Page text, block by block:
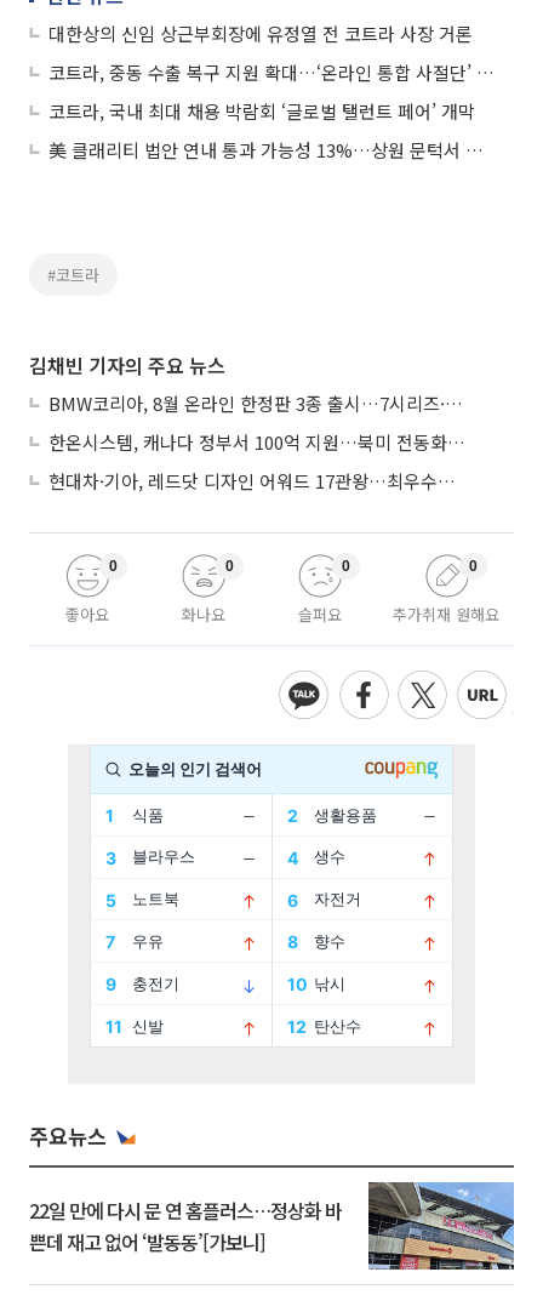
대한상의 신임 상근부회장에 유정열 전 코트라 사장 거론
코트라, 중동 수출 복구 지원 확대…‘온라인 통합 사절단’ 운영
코트라, 국내 최대 채용 박람회 ‘글로벌 탤런트 페어’ 개막
美 클래리티 법안 연내 통과 가능성 13%…상원 문턱서 제동
#코트라
김채빈 기자의 주요 뉴스
BMW코리아, 8월 온라인 한정판 3종 출시…7시리즈·X7·M340i 투어링
한온시스템, 캐나다 정부서 100억 지원…북미 전동화 시장 가속
현대차·기아, 레드닷 디자인 어워드 17관왕…최우수상 2개 수상
좋아요
0
화나요
0
슬퍼요
0
추가취재 원해요
0
주요뉴스
22일 만에 다시 문 연 홈플러스…정상화 바
쁜데 재고 없어 ‘발동동’[가보니]